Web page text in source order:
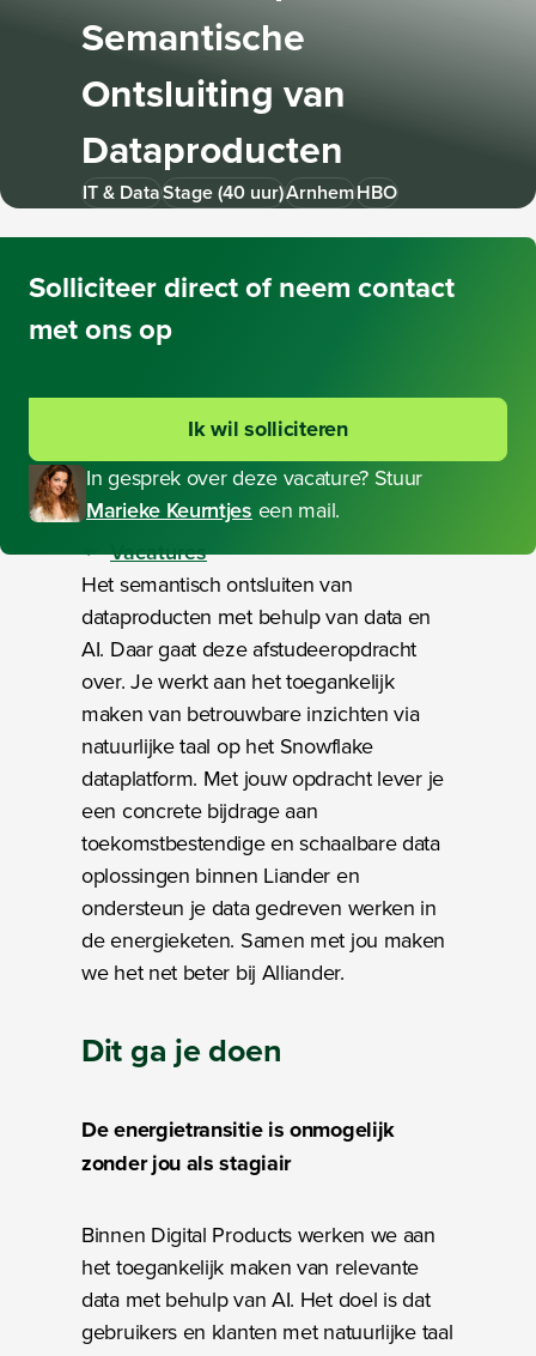
Semantische
Ontsluiting van
Dataproducten
IT & DataStage (40 uur)ArnhemHBO
Solliciteerdirect of neem contact
met ons op
Ik wil solliciteren
In gesprek over deze vacature? Stuur
Marieke Keurntjes een mail.
Vacatures
Het semantisch ontsluiten van
dataproducten met behulp van data en
AI. Daar gaat deze afstudeeropdracht
over. Je werkt aan het toegankelijk
maken van betrouwbare inzichten via
natuurlijke taal op het Snowflake
dataplatform. Met jouw opdracht lever je
een concrete bijdrage aan
toekomstbestendige en schaalbare data
oplossingen binnen Liander en
ondersteun je data gedreven werken in
de energieketen. Samen met jou maken
we het net beter bij Alliander.
Dit ga je doen
De energietransitie is onmogelijk
zonder jou als stagiair
Binnen Digital Products werken we aan
het toegankelijk maken van relevante
data met behulp van AI. Het doel is dat
gebruikers en klanten met natuurlijke taal